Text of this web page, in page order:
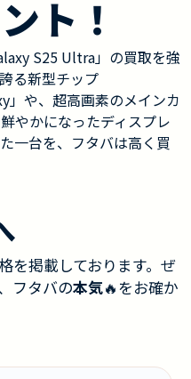
ト！
S25 Ultra」の買取を強
る新型チップ
」や、超高画素のメインカ
やかになったディスプレ
一台を、フタバは高く買
を掲載しております。ぜ
フタバの本気🔥をお確か